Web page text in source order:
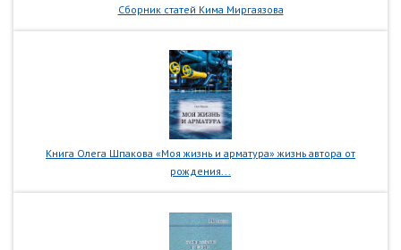
Сборник статей Кима Миргаязова
Книга Олега Шпакова «Моя жизнь и арматура» жизнь автора от
рождения...